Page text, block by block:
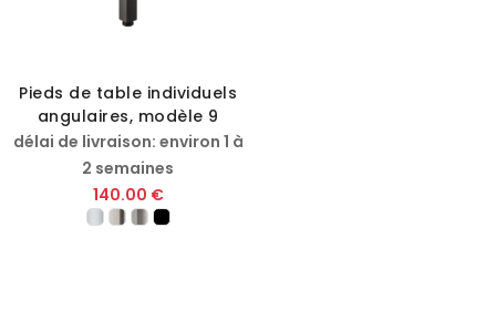
Pieds de table individuels
angulaires, modèle 9
délai de livraison: environ 1 à
2 semaines
140.00 €